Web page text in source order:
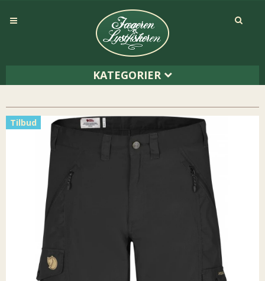
KATEGORIER
Tilbud